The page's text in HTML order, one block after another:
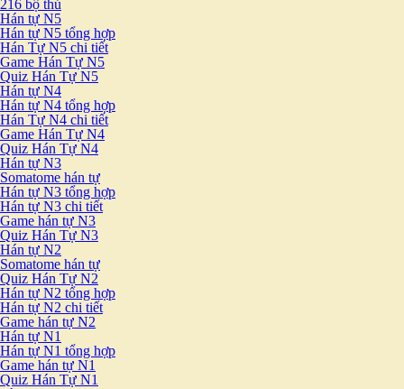
216 bộ thủ
Hán tự N5
Hán tự N5 tổng hợp
Hán Tự N5 chi tiết
Game Hán Tự N5
Quiz Hán Tự N5
Hán tự N4
Hán tự N4 tổng hợp
Hán Tự N4 chi tiết
Game Hán Tự N4
Quiz Hán Tự N4
Hán tự N3
Somatome hán tự
Hán tự N3 tổng hợp
Hán tự N3 chi tiết
Game hán tự N3
Quiz Hán Tự N3
Hán tự N2
Somatome hán tự
Quiz Hán Tự N2
Hán tự N2 tổng hợp
Hán tự N2 chi tiết
Game hán tự N2
Hán tự N1
Hán tự N1 tổng hợp
Game hán tự N1
Quiz Hán Tự N1